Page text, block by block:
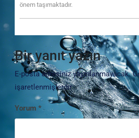
önem taşımaktadır.
Bir yanıt yazın
E-posta adresiniz yayınlanmayacak.
işaretlenmişlerdir
Yorum *